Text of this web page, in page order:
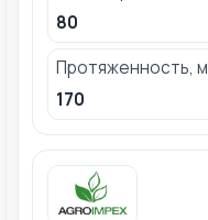
80
Протяженность, м
170